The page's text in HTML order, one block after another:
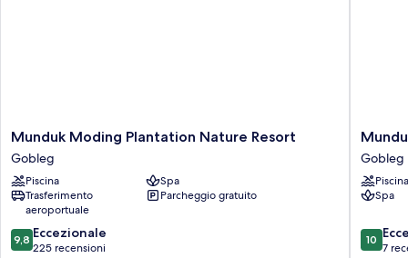
Munduk
Moding
Plantation
Nature
Resort
Gobleg
Munduk Moding Plantation Nature Resort
Gobleg
Piscina
Spa
Trasferimento
aeroportuale
Parcheggio gratuito
9.8
su
9,8 Eccezionale
225 recensioni
Munduk
Tentrem
Resort
Gobleg
Gobleg
Piscina
Spa
10.0
su
10
7